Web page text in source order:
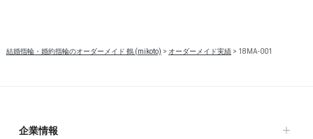
結婚指輪・婚約指輪のオーダーメイド 鶴 (mikoto) > オーダーメイド実績> 18MA-001
企業情報